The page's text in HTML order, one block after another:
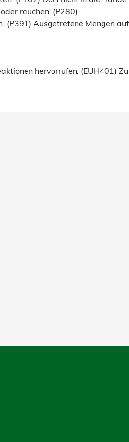
rauchen. (P280)
(P391) Ausgetretene Mengen
hervorrufen. (EUH401)